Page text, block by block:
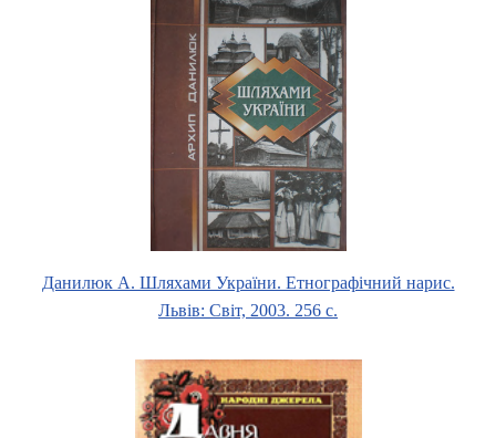
Данилюк А. Шляхами України. Етнографічний нарис.
Львів: Світ, 2003. 256 с.